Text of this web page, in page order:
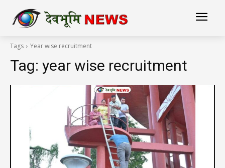
Tags Year wise recruitment
Tag: year wise recruitment